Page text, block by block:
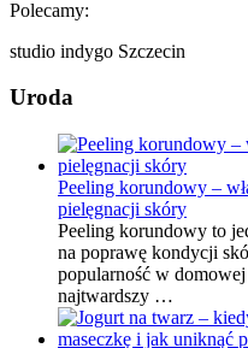
Polecamy:
studio indygo Szczecin
Uroda
Peeling korundowy –
pielęgnacji skóry
Peeling korundowy to
na poprawę kondycji
popularność w
najtwardszy …